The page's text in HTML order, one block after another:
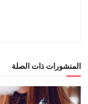
المنشورات ذات الصلة